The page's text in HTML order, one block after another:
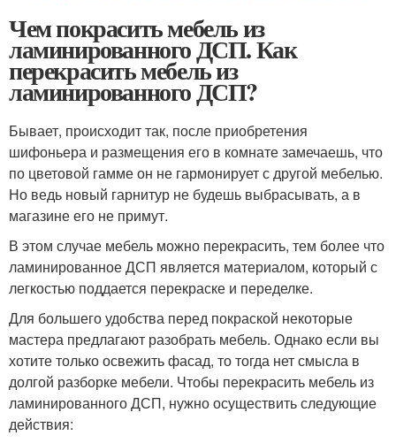
Чем покрасить мебель из
ламинированного ДСП. Как
перекрасить мебель из
ламинированного ДСП?
Бывает, происходит так, после приобретения
шифоньера и размещения его в комнате замечаешь, что
по цветовой гамме он не гармонирует с другой мебелью.
Но ведь новый гарнитур не будешь выбрасывать, а в
магазине его не примут.
В этом случае мебель можно перекрасить, тем более что
ламинированное ДСП является материалом, который с
легкостью поддается перекраске и переделке.
Для большего удобства перед покраской некоторые
мастера предлагают разобрать мебель. Однако если вы
хотите только освежить фасад, то тогда нет смысла в
долгой разборке мебели. Чтобы перекрасить мебель из
ламинированного ДСП, нужно осуществить следующие
действия: